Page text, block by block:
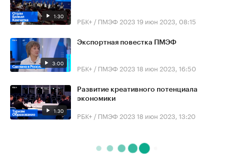
1:30 РБК+ / ПМЭФ 2023 19 июн 2023, 08:15
3:00
Экспортная повестка ПМЭФ
РБК+ / ПМЭФ 2023 18 июн 2023, 16:50
1:30
Развитие креативного потенциала
экономики
РБК+ / ПМЭФ 2023 18 июн 2023, 13:20